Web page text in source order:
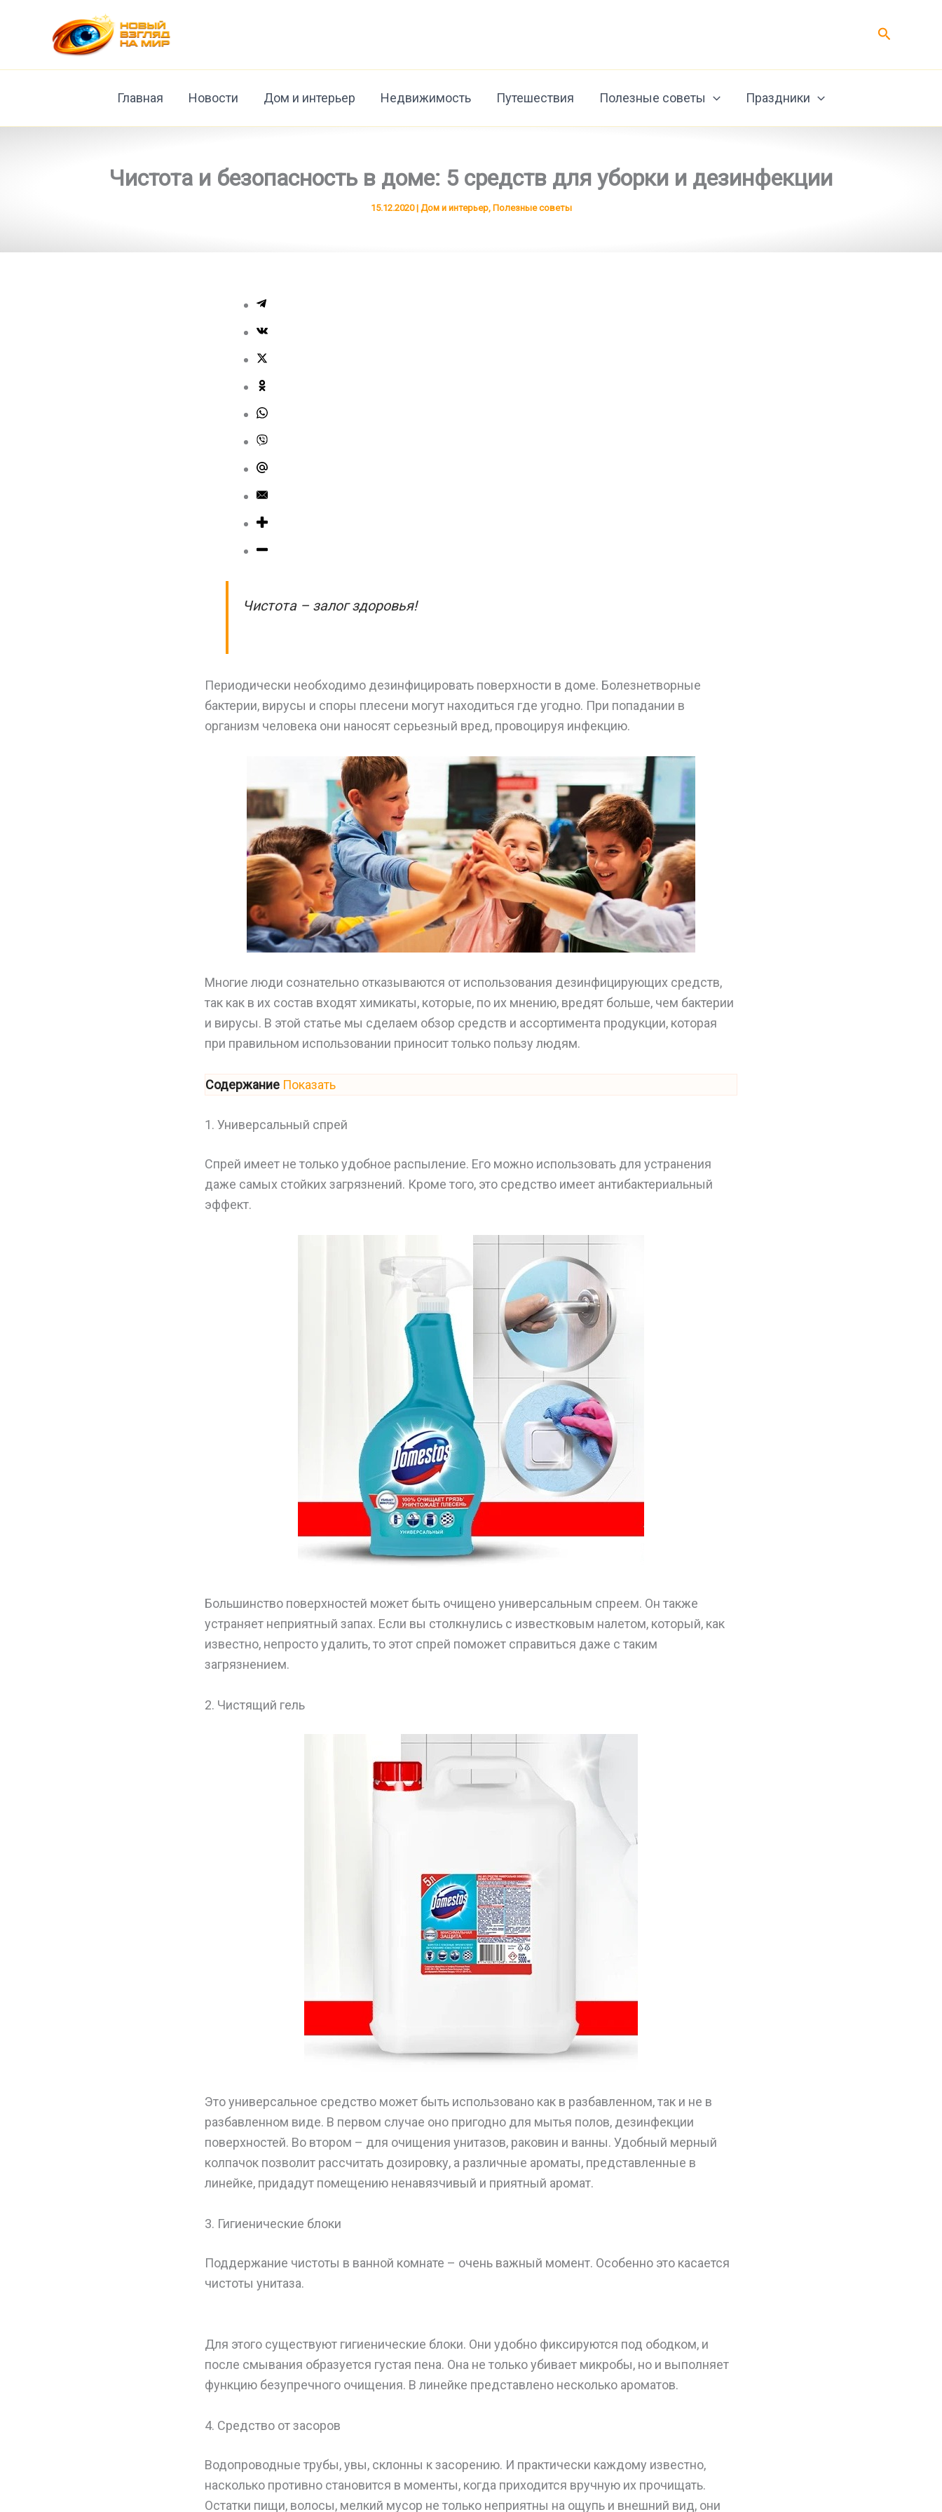
содержимому
Поиск
Главная Новости Дом и интерьер Недвижимость Путешествия Полезные советы Праздники
Чистота и безопасность в доме: 5 средств для уборки и дезинфекции
15.12.2020| Дом и интерьер, Полезные советы
Чистота – залог здоровья!
Периодически необходимо дезинфицировать поверхности в доме. Болезнетворные
бактерии, вирусы и споры плесени могут находиться где угодно. При попадании в
организм человека они наносят серьезный вред, провоцируя инфекцию.
Многие люди сознательно отказываются от использования дезинфицирующих средств,
так как в их состав входят химикаты, которые, по их мнению, вредят больше, чем бактерии
и вирусы. В этой статье мы сделаем обзор средств и ассортимента продукции, которая
при правильном использовании приносит только пользу людям.
Содержание Показать
1. Универсальный спрей
Спрей имеет не только удобное распыление. Его можно использовать для устранения
даже самых стойких загрязнений. Кроме того, это средство имеет антибактериальный
эффект.
Большинство поверхностей может быть очищено универсальным спреем. Он также
устраняет неприятный запах. Если вы столкнулись с известковым налетом, который, как
известно, непросто удалить, то этот спрей поможет справиться даже с таким
загрязнением.
2. Чистящий гель
Это универсальное средство может быть использовано как в разбавленном, так и не в
разбавленном виде. В первом случае оно пригодно для мытья полов, дезинфекции
поверхностей. Во втором – для очищения унитазов, раковин и ванны. Удобный мерный
колпачок позволит рассчитать дозировку, а различные ароматы, представленные в
линейке, придадут помещению ненавязчивый и приятный аромат.
3. Гигиенические блоки
Поддержание чистоты в ванной комнате – очень важный момент. Особенно это касается
чистоты унитаза.
Для этого существуют гигиенические блоки. Они удобно фиксируются под ободком, и
после смывания образуется густая пена. Она не только убивает микробы, но и выполняет
функцию безупречного очищения. В линейке представлено несколько ароматов.
4. Средство от засоров
Водопроводные трубы, увы, склонны к засорению. И практически каждому известно,
насколько противно становится в моменты, когда приходится вручную их прочищать.
Остатки пищи, волосы, мелкий мусор не только неприятны на ощупь и внешний вид, они